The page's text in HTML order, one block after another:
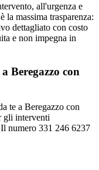
all'urgenza e
la massima trasparenza:
dettagliato con costo
e non impegna in
Beregazzo con
te a Beregazzo con
gli interventi
numero 331 246 6237